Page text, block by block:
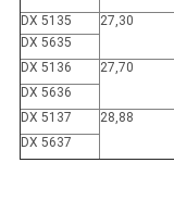
DX 5135
27,30
DX 5635
DX 5136
27,70
DX 5636
DX 5137
28,88
DX 5637